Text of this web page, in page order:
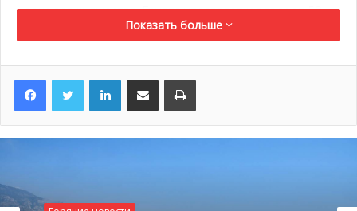
и доходов княжества. Группа управляет и владеет 52
объектами недвижимости в Монако, включая казино,
пляжные и гольф-клубы.
Показать больше
LinkedInПоделиться по электронной почте Распечатать